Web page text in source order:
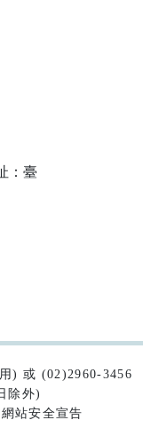
：臺
) 或 (02)2960-3456
除外)
站安全宣告